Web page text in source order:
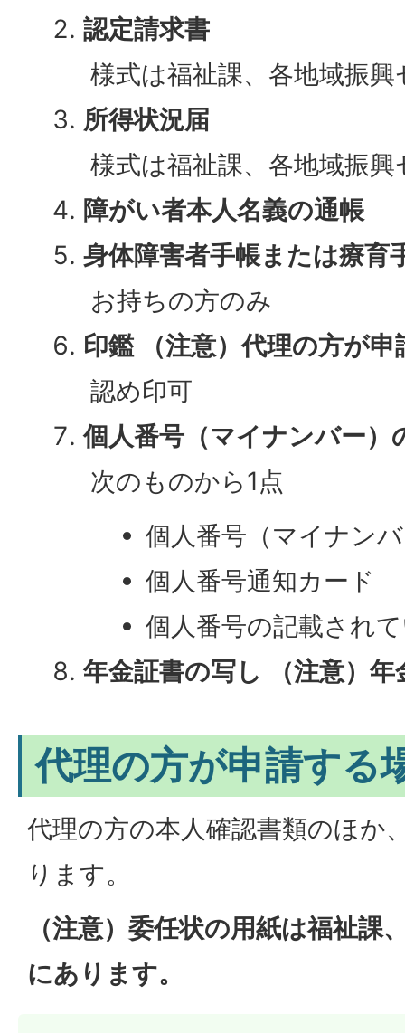
認定請求書
様式は福祉課、各地域振
所得状況届
様式は福祉課、各地域振
障がい者本人名義の通帳
身体障害者手帳または療育
お持ちの方のみ
印鑑 （注意）代理の方が申
認め印可
個人番号（マイナンバー）
次のものから1点
個人番号（マイナン
個人番号通知カード
個人番号の記載され
年金証書の写し （注意）年
代理の方が申請する
代理の方の本人確認書類のほか
ります。
（注意）委任状の用紙は福祉課
にあります。